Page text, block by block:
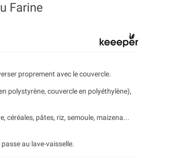
Farine
proprement avec le couvercle.
polystyrène, couvercle en polyéthylène),
céréales, pâtes, riz, semoule, maizena...
au lave-vaisselle.